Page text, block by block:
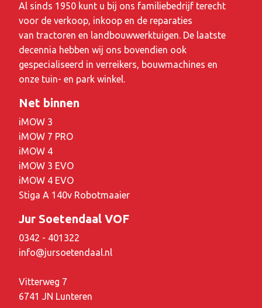
Al sinds 1950 kunt u bij ons familiebedrijf terecht
voor de verkoop, inkoop en de reparaties
van tractoren en landbouwwerktuigen. De laatste
decennia hebben wij ons bovendien ook
gespecialiseerd in verreikers, bouwmachines en
onze tuin- en park winkel.
Net binnen
iMOW 3
iMOW 7 PRO
iMOW 4
iMOW 3 EVO
iMOW 4 EVO
Stiga A 140v Robotmaaier
Jur Soetendaal VOF
0342 - 401322
info@jursoetendaal.nl
Vitterweg 7
6741 JN Lunteren